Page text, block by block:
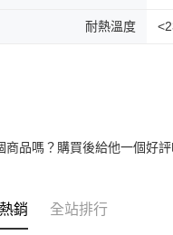
耐熱溫度
商品嗎？購買後給他一個好評
銷 全站排行